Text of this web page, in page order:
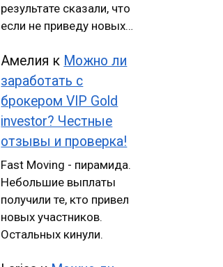
результате сказали, что
если не приведу новых…
Амелия к Можно ли
заработать с
брокером VIP Gold
investor? Честные
отзывы и проверка!
Fast Moving - пирамида.
Небольшие выплаты
получили те, кто привел
новых участников.
Остальных кинули.